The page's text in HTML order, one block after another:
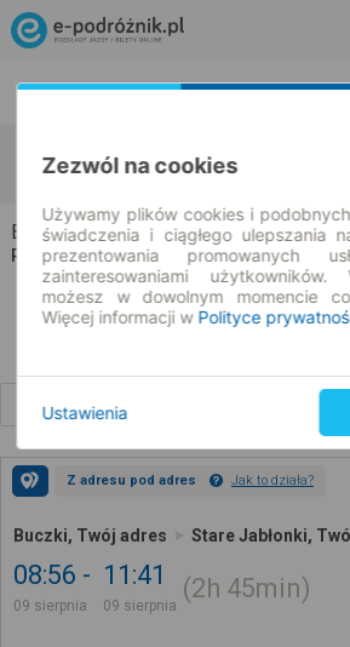
09.08.2026 | -- : --
Buczki → Stare Jabłonki
Rozkład jazdy i bilety
Z adresu pod adres Jak to działa?
Buczki, Twój adres Stare Jabłonki,
08:56
09 sierpnia
11:41
09 sierpnia
2h 45min
Zezwól na cookies
Używamy plików cookies i
świadczenia i ciągłego ulepszania
prezentowania promowanych
zainteresowaniami
możesz w dowolnym momencie
Więcej informacji w Polityce
Ustawienia